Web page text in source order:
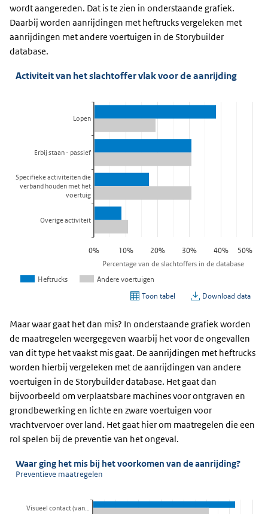
wordt aangereden. Dat is te zien in onderstaande grafiek.
Daarbij worden aanrijdingen met heftrucks vergeleken met
aanrijdingen met andere voertuigen in de Storybuilder
database.
Maar waar gaat het dan mis? In onderstaande grafiek worden
de maatregelen weergegeven waarbij het voor de ongevallen
van dit type het vaakst mis gaat. De aanrijdingen met heftrucks
worden hierbij vergeleken met de aanrijdingen van andere
voertuigen in de Storybuilder database. Het gaat dan
bijvoorbeeld om verplaatsbare machines voor ontgraven en
grondbewerking en lichte en zware voertuigen voor
vrachtvervoer over land. Het gaat hier om maatregelen die een
rol spelen bij de preventie van het ongeval.